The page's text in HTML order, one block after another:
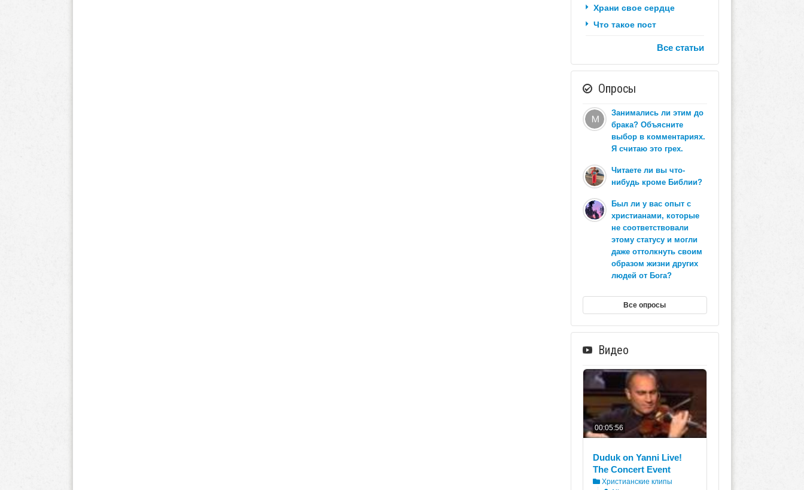
Храни свое сердце
Что такое пост
Все статьи
Опросы
Занимались ли этим до
брака? Объясните
выбор в комментариях.
Я считаю это грех.
Читаете ли вы что-
нибудь кроме Библии?
Был ли у вас опыт с
христианами, которые
не соответствовали
этому статусу и могли
даже оттолкнуть своим
образом жизни других
людей от Бога?
Все опросы
Видео
00:05:56
Duduk on Yanni Live!
The Concert Event
Христианские клипы